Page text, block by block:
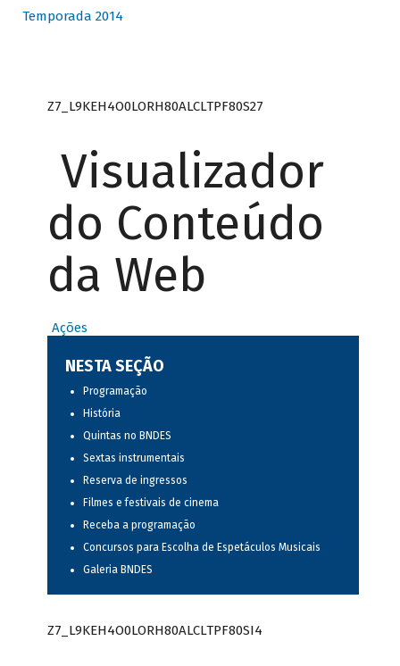
Temporada 2014
Z7_L9KEH4O0LORH80ALCLTPF80S27
Visualizador
do Conteúdo
da Web
Ações
NESTA SEÇÃO
Programação
História
Quintas no BNDES
Sextas instrumentais
Reserva de ingressos
Filmes e festivais de cinema
Receba a programação
Concursos para Escolha de Espetáculos Musicais
Galeria BNDES
Z7_L9KEH4O0LORH80ALCLTPF80SI4